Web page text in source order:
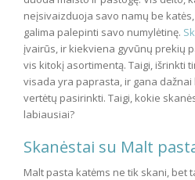
neįsivaizduoja savo namų be
galima palepinti savo numylėtinę.
įvairūs, ir kiekviena gyvūnų prekių
vis kitokį asortimentą. Taigi, išrinkti
visada yra paprasta, ir gana
vertėtų pasirinkti. Taigi, kokie
labiausiai?
Skanėstai su Malt
Malt pasta katėms ne tik skani, bet